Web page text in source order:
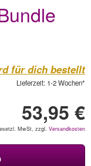
für dich bestellt
Lieferzeit: 1-2 Wochen*
53,95 €
MwSt, zzgl. Versandkosten